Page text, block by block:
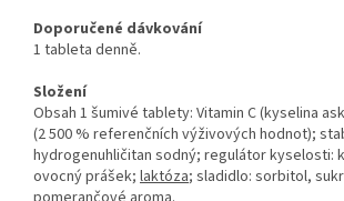
Doporučené dávkování
1 tableta denně.
Složení
Obsah 1 šumivé tablety: Vitamin C (kyselina
(2 500 % referenčních výživových hodnot);
hydrogenuhličitan sodný; regulátor kyselosti:
ovocný prášek; laktóza; sladidlo: sorbitol,